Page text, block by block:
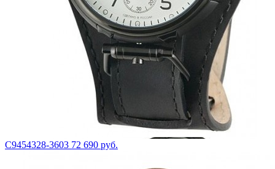
С9454328-3603 72 690 руб.